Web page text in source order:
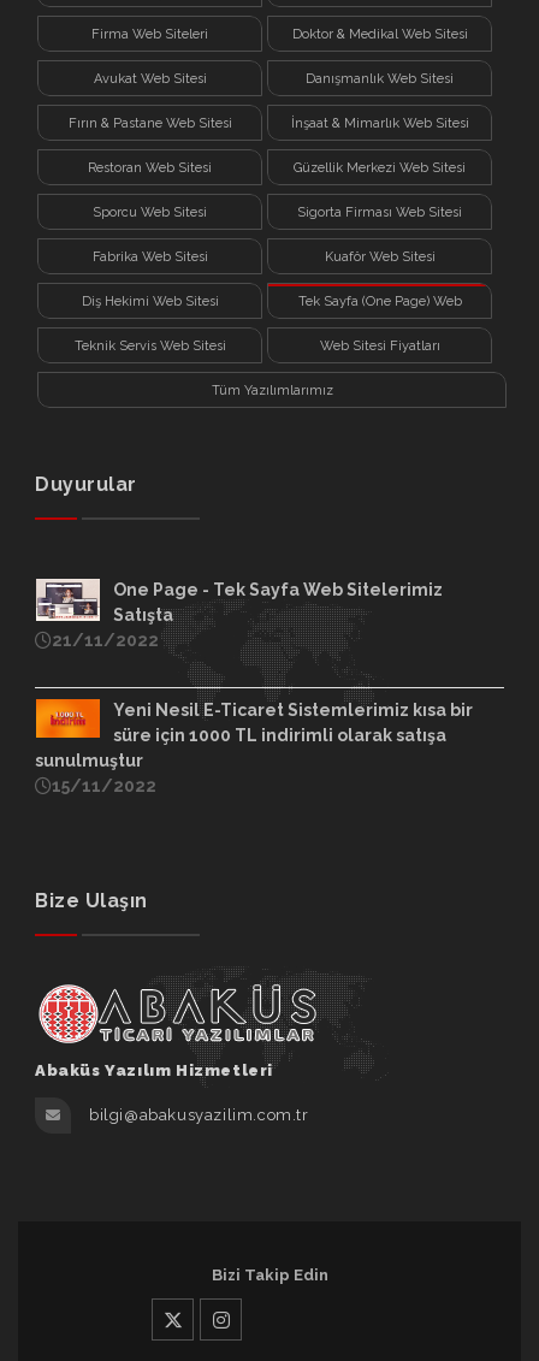
Kitap
Firma Web Siteleri Doktor & Medikal Web Sitesi
Avukat Web Sitesi Danışmanlık Web Sitesi
Fırın & Pastane Web Sitesi İnşaat & Mimarlık Web Sitesi
Restoran Web Sitesi Güzellik Merkezi Web Sitesi
Sporcu Web Sitesi Sigorta Firması Web Sitesi
Fabrika Web Sitesi Kuaför Web Sitesi
Diş Hekimi Web Sitesi Tek Sayfa (One Page) Web
Sitesi
Teknik Servis Web Sitesi Web Sitesi Fiyatları
Tüm Yazılımlarımız
Duyurular
One Page - Tek Sayfa Web Sitelerimiz
Satışta
21/11/2022
Yeni Nesil E-Ticaret Sistemlerimiz kısa bir
süre için 1000 TL indirimli olarak satışa
sunulmuştur
15/11/2022
Bize Ulaşın
Abaküs Yazılım Hizmetleri
bilgi@abakusyazilim.com.tr
Bizi Takip Edin